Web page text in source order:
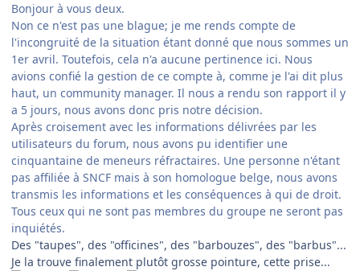
Bonjour à vous deux.
Non ce n'est pas une blague; je me rends compte de
l'incongruité de la situation étant donné que nous sommes un
1er avril. Toutefois, cela n'a aucune pertinence ici. Nous
avions confié la gestion de ce compte à, comme je l'ai dit plus
haut, un community manager. Il nous a rendu son rapport il y
a 5 jours, nous avons donc pris notre décision.
Après croisement avec les informations délivrées par les
utilisateurs du forum, nous avons pu identifier une
cinquantaine de meneurs réfractaires. Une personne n'étant
pas affiliée à SNCF mais à son homologue belge, nous avons
transmis les informations et les conséquences à qui de droit.
Tous ceux qui ne sont pas membres du groupe ne seront pas
inquiétés.
Des "taupes", des "officines", des "barbouzes", des "barbus"...
Je la trouve finalement plutôt grosse pointure, cette prise...